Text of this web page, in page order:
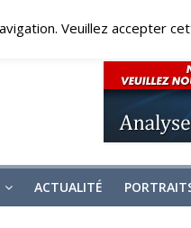
ACTUALITÉ
Veuillez accepter